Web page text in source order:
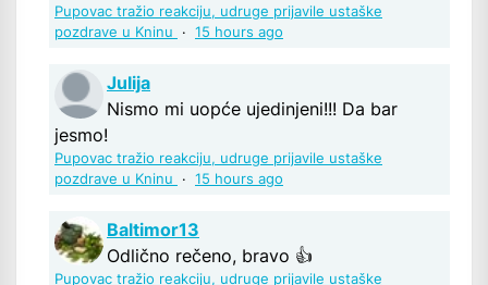
Pupovac tražio reakciju, udruge prijavile ustaške
pozdrave u Kninu
· 15 hours ago
Julija
Nismo mi uopće ujedinjeni!!! Da bar
jesmo!
Pupovac tražio reakciju, udruge prijavile ustaške
pozdrave u Kninu
· 15 hours ago
Baltimor13
Odlično rečeno, bravo 👍
Pupovac tražio reakciju, udruge prijavile ustaške